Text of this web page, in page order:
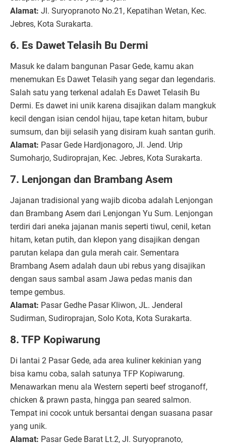
Alamat: Jl. Suryopranoto No.21, Kepatihan Wetan, Kec.
Jebres, Kota Surakarta.
6. Es Dawet Telasih Bu Dermi
Masuk ke dalam bangunan Pasar Gede, kamu akan
menemukan Es Dawet Telasih yang segar dan legendaris.
Salah satu yang terkenal adalah Es Dawet Telasih Bu
Dermi. Es dawet ini unik karena disajikan dalam mangkuk
kecil dengan isian cendol hijau, tape ketan hitam, bubur
sumsum, dan biji selasih yang disiram kuah santan gurih.
Alamat: Pasar Gede Hardjonagoro, Jl. Jend. Urip
Sumoharjo, Sudiroprajan, Kec. Jebres, Kota Surakarta.
7. Lenjongan dan Brambang Asem
Jajanan tradisional yang wajib dicoba adalah Lenjongan
dan Brambang Asem dari Lenjongan Yu Sum. Lenjongan
terdiri dari aneka jajanan manis seperti tiwul, cenil, ketan
hitam, ketan putih, dan klepon yang disajikan dengan
parutan kelapa dan gula merah cair. Sementara
Brambang Asem adalah daun ubi rebus yang disajikan
dengan saus sambal asam Jawa pedas manis dan
tempe gembus.
Alamat: Pasar Gedhe Pasar Kliwon, JL. Jenderal
Sudirman, Sudiroprajan, Solo Kota, Kota Surakarta.
8. TFP Kopiwarung
Di lantai 2 Pasar Gede, ada area kuliner kekinian yang
bisa kamu coba, salah satunya TFP Kopiwarung.
Menawarkan menu ala Western seperti beef stroganoff,
chicken & prawn pasta, hingga pan seared salmon.
Tempat ini cocok untuk bersantai dengan suasana pasar
yang unik.
Alamat: Pasar Gede Barat Lt.2, Jl. Suryopranoto,